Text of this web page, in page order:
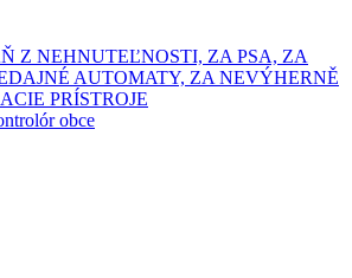
Z NEHNUTEĽNOSTI, ZA PSA, ZA
AUTOMATY, ZA NEVÝHERNĚ
PRÍSTROJE
obce